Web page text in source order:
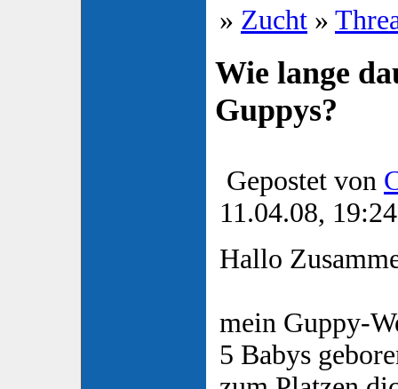
» Zucht »
Wie lange
Guppys?
Gepostet von
11.04.08, 19:24
Hallo
mein Guppy-
5 Babys